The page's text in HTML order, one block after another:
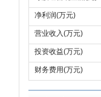
净利润(万元)
营业收入(万元)
投资收益(万元)
财务费用(万元)